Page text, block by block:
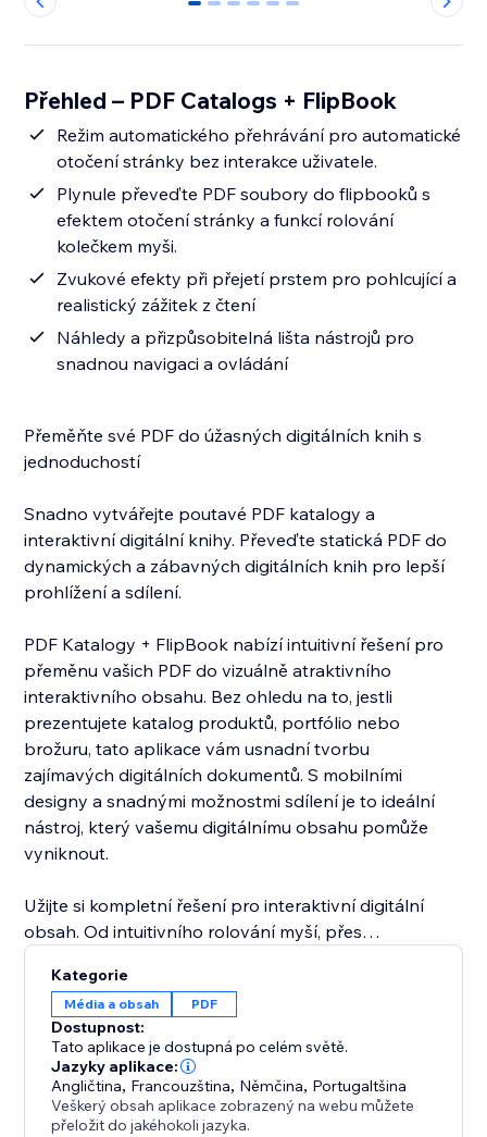
0 1 2 3 4 5
Přehled – PDF Catalogs + FlipBook
Režim automatického přehrávání pro automatické
otočení stránky bez interakce uživatele.
Plynule převeďte PDF soubory do flipbooků s
efektem otočení stránky a funkcí rolování
kolečkem myši.
Zvukové efekty při přejetí prstem pro pohlcující a
realistický zážitek z čtení
Náhledy a přizpůsobitelná lišta nástrojů pro
snadnou navigaci a ovládání
Přeměňte své PDF do úžasných digitálních knih s
jednoduchostí
Snadno vytvářejte poutavé PDF katalogy a
interaktivní digitální knihy. Převeďte statická PDF do
dynamických a zábavných digitálních knih pro lepší
prohlížení a sdílení.
PDF Katalogy + FlipBook nabízí intuitivní řešení pro
přeměnu vašich PDF do vizuálně atraktivního
interaktivního obsahu. Bez ohledu na to, jestli
prezentujete katalog produktů, portfólio nebo
brožuru, tato aplikace vám usnadní tvorbu
zajímavých digitálních dokumentů. S mobilními
designy a snadnými možnostmi sdílení je to ideální
nástroj, který vašemu digitálnímu obsahu pomůže
vyniknout.
Užijte si kompletní řešení pro interaktivní digitální
obsah. Od intuitivního rolování myší, přes
přejetí prstem, tato aplikace zvedne vaše PDF do
poutavých digitálních knih. S funkcemi pro
přizpůsobení miniatur, panelů nástrojů a snadných
možností stahování je PDF Katalogy + FlipBook
ideální pro prezentaci katalogů, brožur a dalšího
obsahu.
Kategorie
Média a obsah PDF
Dostupnost:
Tato aplikace je dostupná po celém světě.
Jazyky aplikace:
Angličtina, Francouzština, Němčina, Portugaltšina
Veškerý obsah aplikace zobrazený na webu můžete
přeložit do jakéhokoli jazyka.